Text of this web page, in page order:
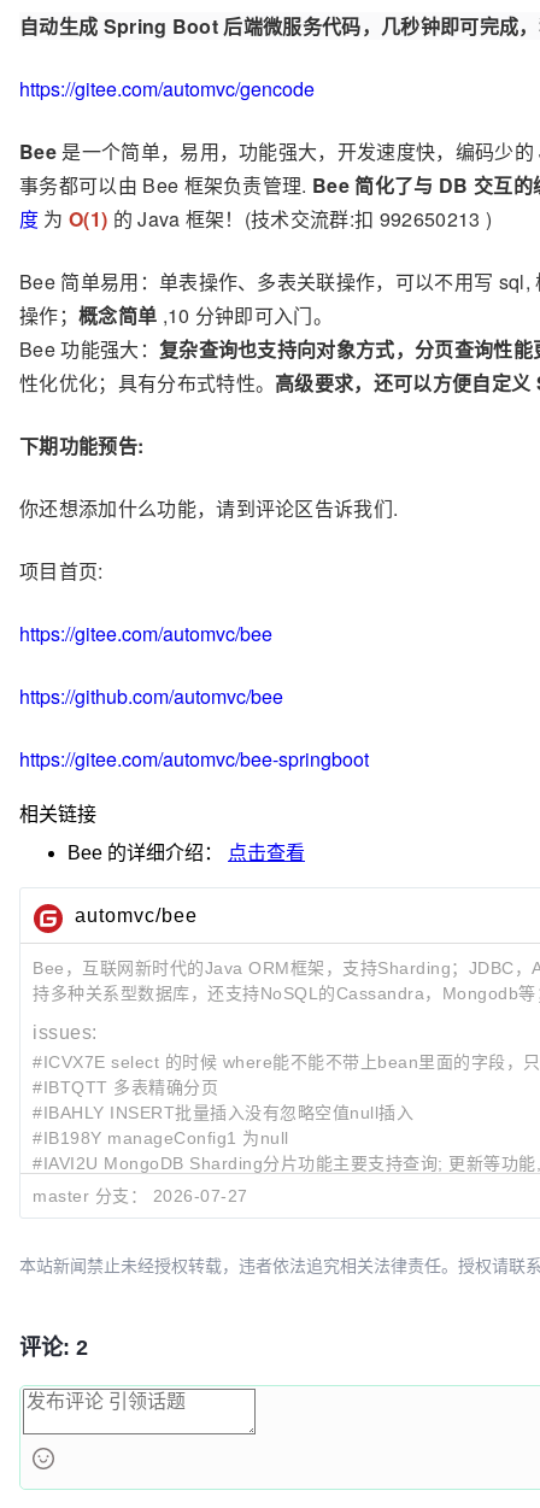
自动生成 Spring Boot 后端微服务代码，几秒钟即可完成
https://gitee.com/automvc/gencode
Bee是一个简单，易用，功能强大，开发速度快，编码少
事务都可以由 Bee 框架负责管理. Bee 简化了与 DB 交互
度 为 O(1) 的 Java 框架！(技术交流群:扣 992650213 )
Bee 简单易用：单表操作、多表关联操作，可以不用写
操作； 概念简单 ,10 分钟即可入门。
Bee 功能强大： 复杂查询也支持向对象方式，分页查询性能
性化优化；具有分布式特性。 高级要求，还可以方便自定义
下期功能预告:
你还想添加什么功能，请到评论区告诉我们.
项目首页:
https://gitee.com/automvc/bee
https://github.com/automvc/bee
https://gitee.com/automvc/bee-springboot
相关链接
Bee 的详细介绍： 点击查看
automvc/bee
Bee，互联网新时代的Java ORM框架，支持Sharding；JDBC
持多种关系型数据库，还支持NoSQL的Cassandra，Mongodb
issues:
#ICVX7E select 的时候 where能不能不带上bean里面的字段，
#IBTQTT 多表精确分页
#IBAHLY INSERT批量插入没有忽略空值null插入
#IB198Y manageConfig1 为null
#IAVI2U MongoDB Sharding分片功能主要支持查询; 更新等功能
最近提交:
master 分支： 2026-07-27
本站新闻禁止未经授权转载，违者依法追究相关法律责任。授权请联
评论: 2